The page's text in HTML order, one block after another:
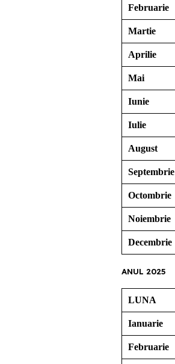
Februarie
Martie
Aprilie
Mai
Iunie
Iulie
August
Septembrie
Octombrie
Noiembrie
Decembrie
ANUL 2025
LUNA
Ianuarie
Februarie